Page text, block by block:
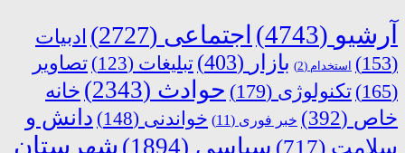
آرشیو (4743) اجتماعی (2727)
ادبیات
(153)
استخدام (2) بازار (403) تبلیغات (123)
تصاویر
(165)
تکنولوژی (179) حوادث (2343)
خانه
خاص (392) خبر فوری (11) خواندنی (148)
دانش و
سلامت (717) سیاسی (1894)
شهرستان